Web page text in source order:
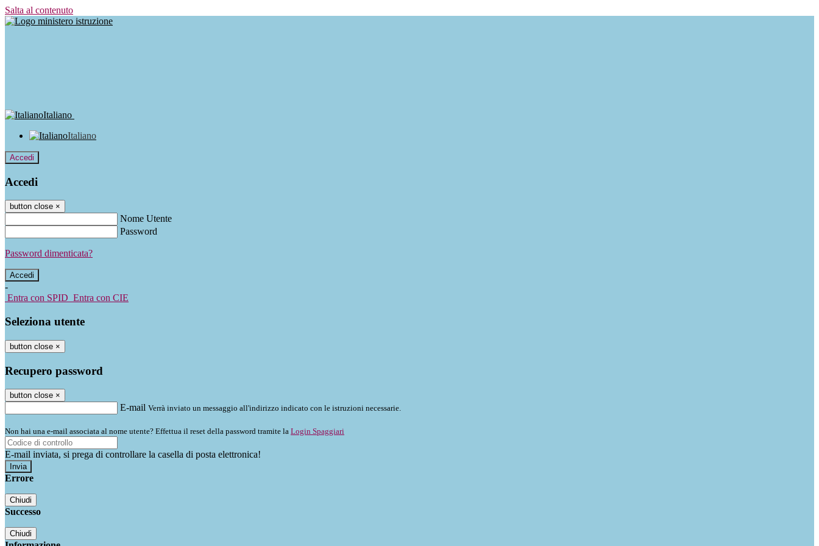
Salta al contenuto
Italiano
Italiano
Accedi
Accedi
button close ×
Nome Utente
Password
Password dimenticata?
-
Entra con SPID Entra con CIE
Seleziona utente
button close ×
Recupero password
button close ×
E-mail Verrà inviato un messaggio all'indirizzo indicato con le istruzioni necessarie.
Non hai una e-mail associata al nome utente? Effettua il reset della password tramite la Login Spaggiari
E-mail inviata, si prega di controllare la casella di posta elettronica!
Errore
Chiudi
Successo
Chiudi